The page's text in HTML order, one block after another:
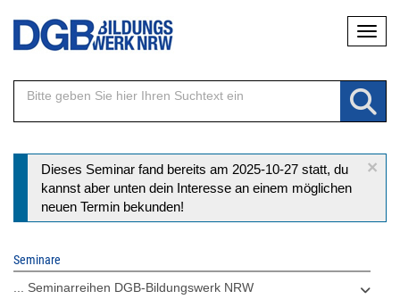
Direkt
Inhalt
×
Statusmeldung
Dieses Seminar fand bereits am 2025-10-27 statt, du
kannst aber unten dein Interesse an einem möglichen
neuen Termin bekunden!
Seminare
... Seminarreihen DGB-Bildungswerk NRW